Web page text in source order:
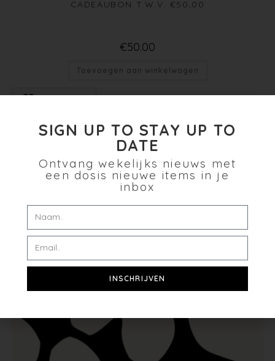
CADEAUBON T.W.V. €50,00
€50.00
Toevoegen aan winkelwagen
SIGN UP TO STAY UP TO
DATE
Ontvang wekelijks nieuws met
een dosis nieuwe items in je
inbox
INSCHRIJVEN